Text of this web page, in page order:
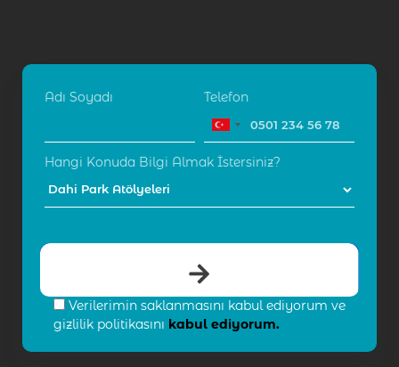
Adı Soyadı Telefon
Hangi Konuda Bilgi Almak İstersiniz?
Verilerimin saklanmasını kabul ediyorum ve
gizlilik politikasını kabul ediyorum.